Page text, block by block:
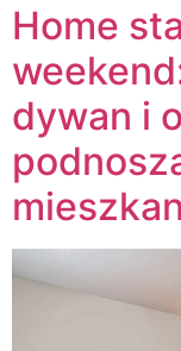
Home
dywan i